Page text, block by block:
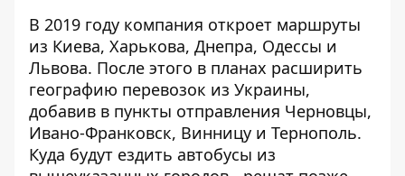
В 2019 году компания откроет маршруты
из Киева, Харькова, Днепра, Одессы и
Львова. После этого в планах расширить
географию перевозок из Украины,
добавив в пункты отправления Черновцы,
Ивано-Франковск, Винницу и Тернополь.
Куда будут ездить автобусы из